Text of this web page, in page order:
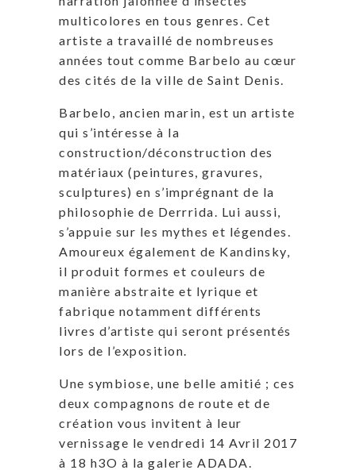
multicolores en tous genres. Cet
artiste a travaillé de nombreuses
années tout comme Barbelo au cœur
des cités de la ville de Saint Denis.
Barbelo, ancien marin, est un artiste
qui s’intéresse à la
construction/déconstruction des
matériaux (peintures, gravures,
sculptures) en s’imprégnant de la
philosophie de Derrrida. Lui aussi,
s’appuie sur les mythes et légendes.
Amoureux également de Kandinsky,
il produit formes et couleurs de
manière abstraite et lyrique et
fabrique notamment différents
livres d’artiste qui seront présentés
lors de l’exposition.
Une symbiose, une belle amitié ; ces
deux compagnons de route et de
création vous invitent à leur
vernissage le vendredi 14 Avril 2017
à 18 h3O à la galerie ADADA.